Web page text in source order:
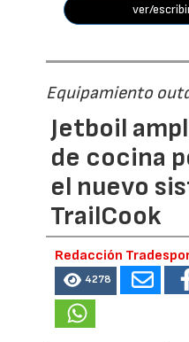
ver/
Equipamiento
Jetboil
de cocina
el nuevo
TrailCook
Redacción
4278